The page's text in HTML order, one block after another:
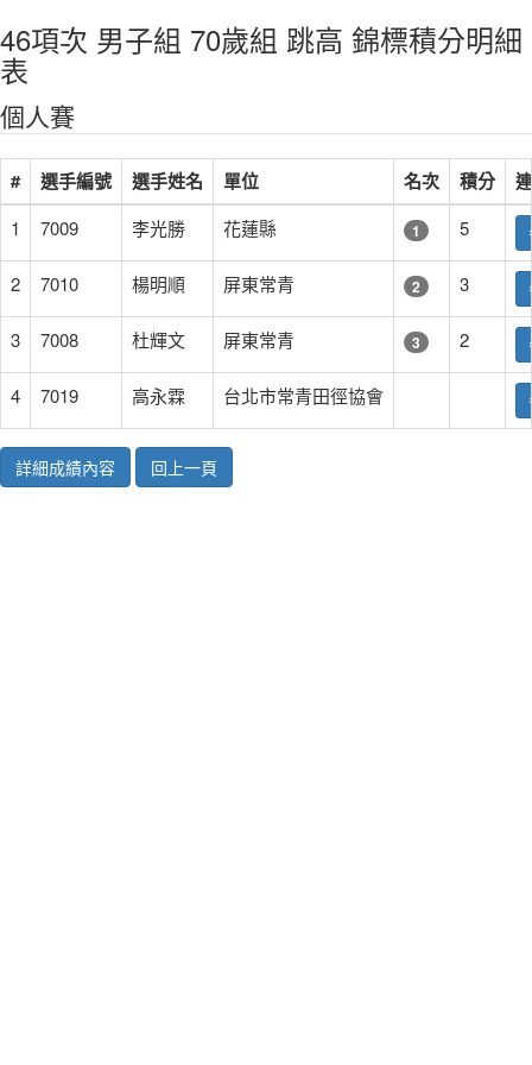
46項次 男子組 70歲組 跳高 錦標積分明細
表
個人賽
# 選手編號 選手姓名 單位 名次 積分
1 7009 李光勝 花蓮縣 1 5
2 7010 楊明順 屏東常青 2 3
3 7008 杜輝文 屏東常青 3 2
4 7019 高永霖 台北市常青田徑協會
詳細成績內容